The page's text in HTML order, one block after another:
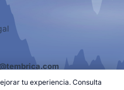
tu experiencia. Consulta